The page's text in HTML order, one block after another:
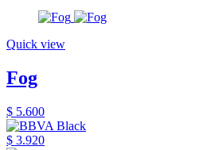
Quick view
Fog
$ 5.600
$ 3.920